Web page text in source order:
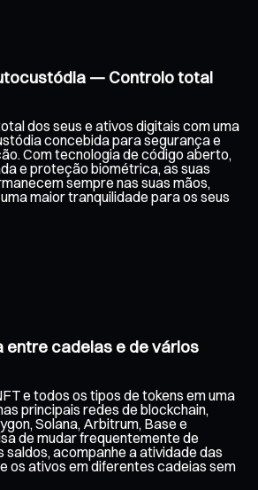
— Controlo total
dos seus e ativos digitais com uma
concebida para segurança e
Com tecnologia de código aberto,
e proteção biométrica, as suas
sempre nas suas mãos,
maior tranquilidade para os seus
entre cadeias e de vários
e todos os tipos de tokens em uma
principais redes de blockchain,
Solana, Arbitrum, Base e
de mudar frequentemente de
saldos, acompanhe a atividade das
os ativos em diferentes cadeias sem